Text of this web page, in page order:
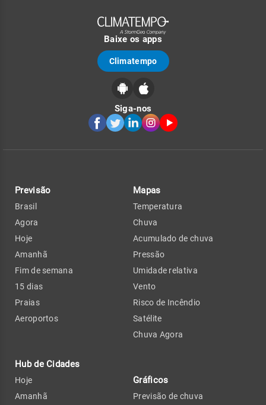
Baixe os apps
Climatempo
Siga-nos
Previsão
Brasil
Agora
Hoje
Amanhã
Fim de semana
15 dias
Praias
Aeroportos
Hub de Cidades
Hoje
Amanhã
Mapas
Temperatura
Chuva
Acumulado de chuva
Pressão
Umidade relativa
Vento
Risco de Incêndio
Satélite
Chuva Agora
Gráficos
Previsão de chuva